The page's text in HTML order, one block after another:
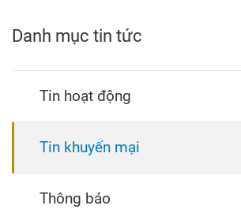
Danh mục tin tức
Tin hoạt động
Tin khuyến mại
Thông báo